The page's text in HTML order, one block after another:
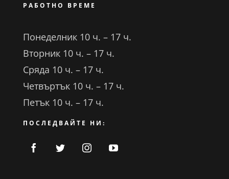
РАБОТНО ВРЕМЕ
Понеделник 10 ч. – 17 ч.
Вторник 10 ч. – 17 ч.
Сряда 10 ч. – 17 ч.
Четвъртък 10 ч. – 17 ч.
Петък 10 ч. – 17 ч.
ПОСЛЕДВАЙТЕ НИ: